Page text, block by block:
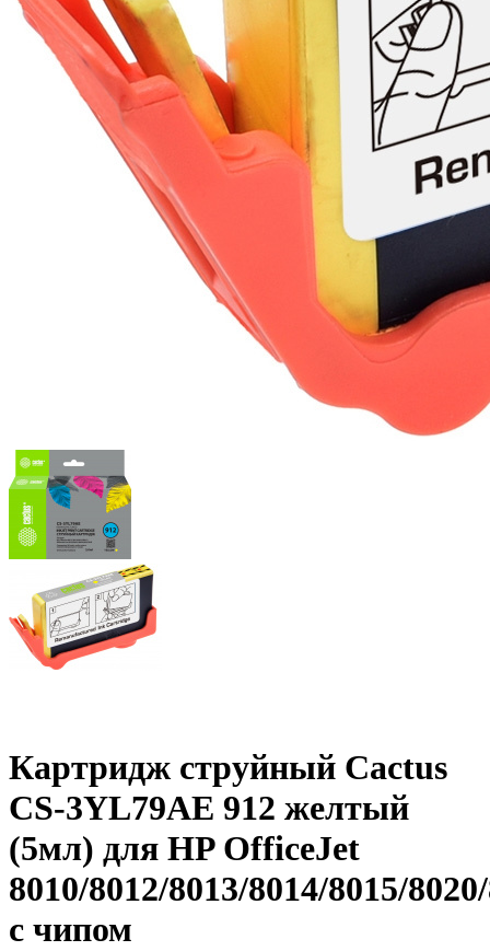
Картридж струйный Cactus
CS-3YL79AE 912 желтый
(5мл) для HP OfficeJet
8010/8012/8013/8014/8015/
с чипом